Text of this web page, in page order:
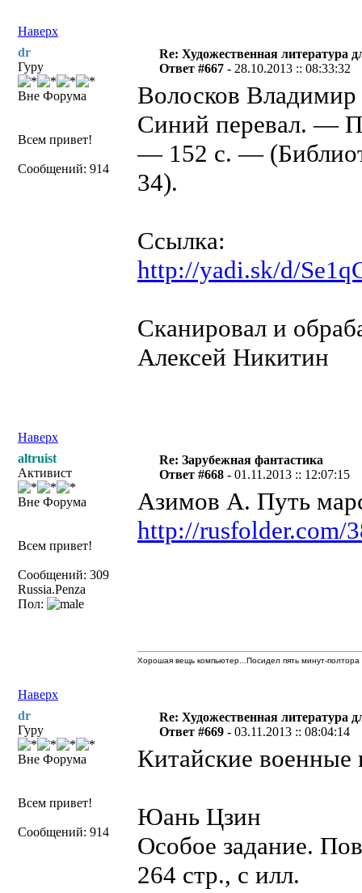
Наверх
dr
Гуру
Вне Форума
Всем привет!
Сообщений: 914
Re: Художественная литература
Ответ #667 - 28.10.2013 :: 08:33:32
Волосков Владимир
Синий перевал. —
— 152 с. —
34).
Ссылка:
http://yadi.sk/d/
Сканировал и
Алексей Никитин
Наверх
altruist
Активист
Вне Форума
Всем привет!
Сообщений: 309
Russia.Penza
Пол:
Re: Зарубежная фантастика
Ответ #668 -01.11.2013 :: 12:07:15
Азимов А. Путь
http://rusfolder.com/
Наверх
Хорошая вещь компьютер...Посидел пять минут-
dr
Гуру
Вне Форума
Всем привет!
Сообщений: 914
Re: Художественная литература
Ответ #669 -03.11.2013 :: 08:04:14
Китайские
Юань Цзин
Особое задание.
264 стр., с илл.